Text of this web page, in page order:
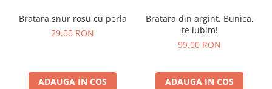
Bratara snur rosu cu perla
29,00 RON
ADAUGA IN COS
Bratara din argint, Bunica,
te iubim!
99,00 RON
ADAUGA IN COS